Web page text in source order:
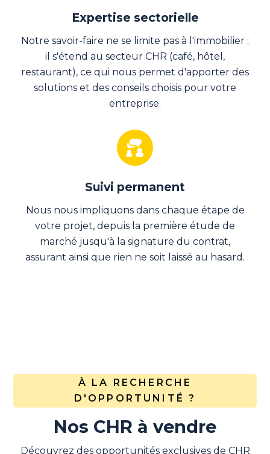
Expertise sectorielle
Notre savoir-faire ne se limite pas à l'immobilier ;
il s'étend au secteur CHR (café, hôtel,
restaurant), ce qui nous permet d'apporter des
solutions et des conseils choisis pour votre
entreprise.
Suivi permanent
Nous nous impliquons dans chaque étape de
votre projet, depuis la première étude de
marché jusqu'à la signature du contrat,
assurant ainsi que rien ne soit laissé au hasard.
À LA RECHERCHE
D'OPPORTUNITÉ ?
Nos CHR à vendre
Découvrez des opportunités exclusives de CHR